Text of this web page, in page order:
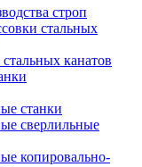
строп
стальных
канатов
станки
сверлильные
копировально-